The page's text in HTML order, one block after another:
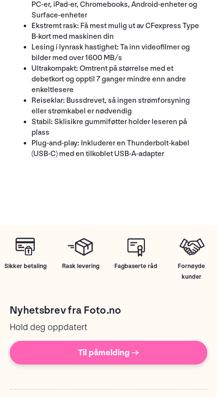
PC-er, iPad-er, Chromebooks, Android-enheter og
Surface-enheter
Ekstremt rask: Få mest mulig ut av CFexpress Type
B-kort med maskinen din
Lesing i lynrask hastighet: Ta inn videofilmer og
bilder med over 1600 MB/s
Ultrakompakt: Omtrent på størrelse med et
debetkort og opptil 7 ganger mindre enn andre
enkeltlesere
Reiseklar: Bussdrevet, så ingen strømforsyning
eller strømkabel er nødvendig
Stabil: Sklisikre gummiføtter holder leseren på
plass
Plug-and-play: Inkluderer en Thunderbolt-kabel
(USB-C) med en tilkoblet USB-A-adapter
Sikker betaling Rask levering Fagbaserte råd
Fornøyde
kunder
Nyhetsbrev fra Foto.no
Hold deg oppdatert
Til påmelding →